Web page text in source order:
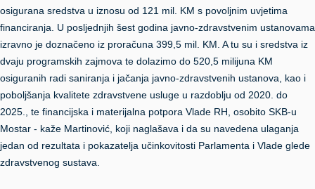
osigurana sredstva u iznosu od 121 mil. KM s povoljnim uvjetima
financiranja. U posljednjih šest godina javno-zdravstvenim ustanovama
izravno je doznačeno iz proračuna 399,5 mil. KM. A tu su i sredstva iz
dvaju programskih zajmova te dolazimo do 520,5 milijuna KM
osiguranih radi saniranja i jačanja javno-zdravstvenih ustanova, kao i
poboljšanja kvalitete zdravstvene usluge u razdoblju od 2020. do
2025., te financijska i materijalna potpora Vlade RH, osobito SKB-u
Mostar - kaže Martinović, koji naglašava i da su navedena ulaganja
jedan od rezultata i pokazatelja učinkovitosti Parlamenta i Vlade glede
zdravstvenog sustava.